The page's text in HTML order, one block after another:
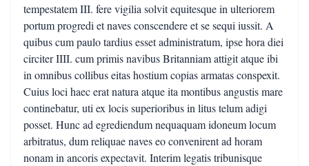
tempestatem III. fere vigilia solvit equitesque in ulteriorem
portum progredi et naves conscendere et se sequi iussit. A
quibus cum paulo tardius esset administratum, ipse hora diei
circiter IIII. cum primis navibus Britanniam attigit atque ibi
in omnibus collibus eitas hostium copias armatas conspexit.
Cuius loci haec erat natura atque ita montibus angustis mare
continebatur, uti ex locis superioribus in litus telum adigi
posset. Hunc ad egrediendum nequaquam idoneum locum
arbitratus, dum reliquae naves eo convenirent ad horam
nonam in ancoris expectavit. Interim legatis tribunisque